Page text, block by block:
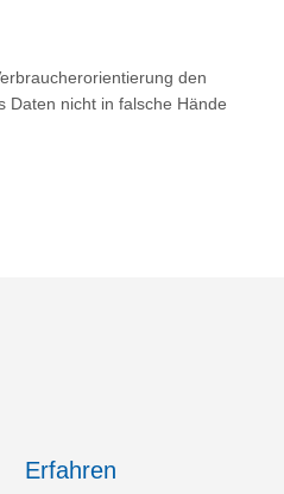
den
Daten nicht in falsche Hände
Erfahren